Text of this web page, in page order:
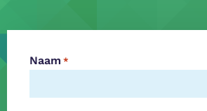
Naam *